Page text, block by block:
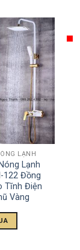
LẠNH
Lạnh
122 Đồng
Tĩnh Điện
Vàng